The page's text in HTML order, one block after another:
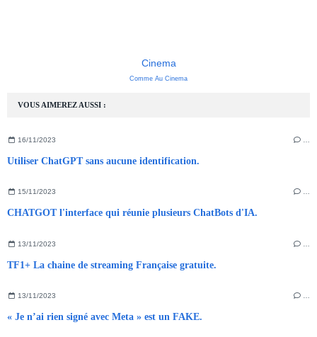
VOUS AIMEREZ AUSSI :
16/11/2023
Utiliser ChatGPT sans aucune identification.
15/11/2023
CHATGOT l'interface qui réunie plusieurs ChatBots d'IA.
13/11/2023
TF1+ La chaine de streaming Française gratuite.
13/11/2023 …
« Je n’ai rien signé avec Meta » est un FAKE.
Cinema
Comme Au Cinema